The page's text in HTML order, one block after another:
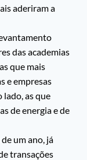
aderiram a
das academias
que mais
e empresas
lado, as que
de energia e de
um ano, já
transações